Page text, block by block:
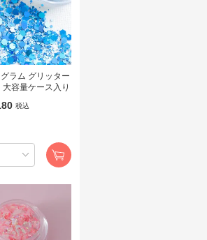
大容量ケース入り
税込